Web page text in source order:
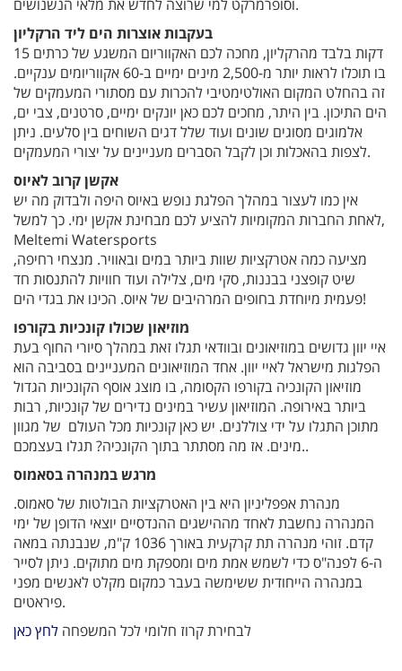
וסופרמרקט למי שרוצה לחדש את מלאי הנשנושים.
בעקבות אוצרות הים ליד הרקליון
15 דקות בלבד מהרקליון, מחכה לכם האקווריום המשגע של כרתים
בו תוכלו לראות יותר מ-2,500 מינים ימיים ב-60 אקווריומים ענקיים.
זה בהחלט המקום האולטימטיבי להכרות עם מסתורי המעמקים של
הים התיכון. בין היתר, מחכים לכם כאן יונקים ימיים, סרטנים, צבי ים,
אלמוגים מסוגים שונים ועוד שלל דגים השוחים בין סלעים. ניתן
לצפות בהאכלות וכן לקבל הסברים מעניינים על יצורי המעמקים.
אקשן קרוב לאיוס
אין כמו לעצור במהלך הפלגת נופש באיוס היפה ולבדוק מה יש
לאחת החברות המקומיות להציע לכם מבחינת אקשן ימי. כך למשל,
Meltemi Watersports
מציעה כמה אטרקציות שוות ביותר במים ובאוויר. מנצחי רחיפה,
שיט קופצני בבננות, סקי מים, צלילה ועוד חוויות להתנסות חד
פעמית מיוחדת בחופים המרהיבים של איוס. הכינו את בגדי הים!
מוזיאון שכולו קונכיות בקורפו
איי יוון גדושים במוזיאונים ובוודאי תגלו זאת במהלך סיורי החוף בעת
הפלגות מישראל לאיי יוון. אחד המוזיאונים המעניינים בסביבה הוא
מוזיאון הקונכיה בקורפו הקסומה, בו מוצג אוסף הקונכיות הגדול
ביותר באירופה. המוזיאון עשיר במינים נדירים של קונכיות, רבות
מתוכן התגלו על ידי צוללנים. יש כאן קונכיות מכל העולם של מגוון
מינים. אז מה מסתתר בתוך הקונכיה? תגלו בעצמכם..
מרגש במנהרה בסאמוס
מנהרת אפפליניון היא בין האטרקציות הבולטות של סאמוס.
המנהרה נחשבת לאחד מההישגים ההנדסיים יוצאי הדופן של ימי
קדם. זוהי מנהרה תת קרקעית באורך 1036 ק"מ, שנבנתה במאה
ה-6 לפנה"ס כדי לשמש אמת מים ומספקת מים מתוקים. ניתן לסייר
במנהרה הייחודית ששימשה בעבר כמקום מקלט לאנשים מפני
פיראטים.
לבחירת קרוז חלומי לכל המשפחה לחץ כאן